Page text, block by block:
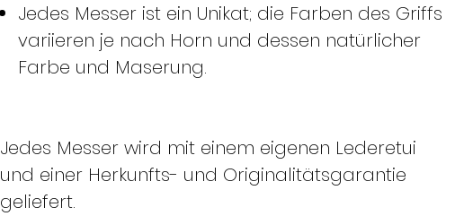
Jedes Messer ist ein Unikat; die Farben des Griffs
variieren je nach Horn und dessen natürlicher
Farbe und Maserung.
Jedes Messer wird mit einem eigenen Lederetui
und einer Herkunfts- und Originalitätsgarantie
geliefert.